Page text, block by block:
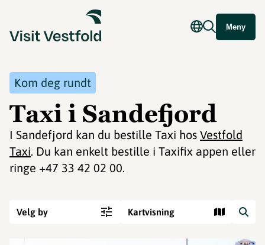
Meny
Kom deg rundt
Taxi i Sandefjord
I Sandefjord kan du bestille Taxi hos Vestfold
Taxi. Du kan enkelt bestille i Taxifix appen eller
ringe +47 33 42 02 00.
Velg by Kartvisning